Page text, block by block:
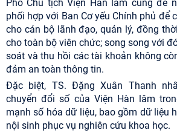
Phó Chủ tịch Viện Hàn lâm cũng đề
phối hợp với Ban Cơ yếu Chính phủ để
cho cán bộ lãnh đạo, quản lý, đồng
cho toàn bộ viên chức; song song với
soát và thu hồi các tài khoản không
đảm an toàn thông tin.
Đặc biệt, TS. Đặng Xuân Thanh
chuyển đổi số của Viện Hàn lâm
mạnh số hóa dữ liệu, bao gồm dữ liệu
nội sinh phục vụ nghiên cứu khoa học.